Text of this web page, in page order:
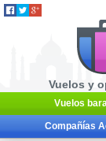
Vuelos y
Vuelos
Compañías